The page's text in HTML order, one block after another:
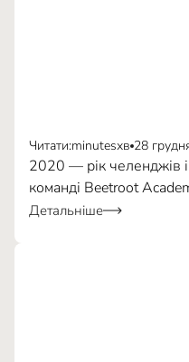
Читати:minutesхв 28
2020 — рік челенджів
команді Beetroot
Детальніше